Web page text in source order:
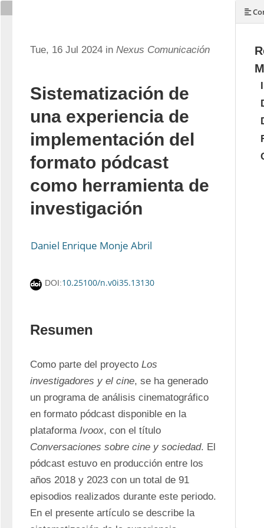
Tue, 16 Jul 2024 in Nexus Comunicación
Sistematización de
una experiencia de
implementación del
formato pódcast
como herramienta de
investigación
Daniel Enrique Monje Abril
DOI:10.25100/n.v0i35.13130
Resumen
Como parte del proyecto Los
investigadores y el cine, se ha generado
un programa de análisis cinematográfico
en formato pódcast disponible en la
plataforma Ivoox
Conversaciones sobre cine y sociedad. El
pódcast estuvo en producción entre los
años 2018 y 2023 con un total de 91
episodios realizados durante este periodo.
En el presente artículo se describe la